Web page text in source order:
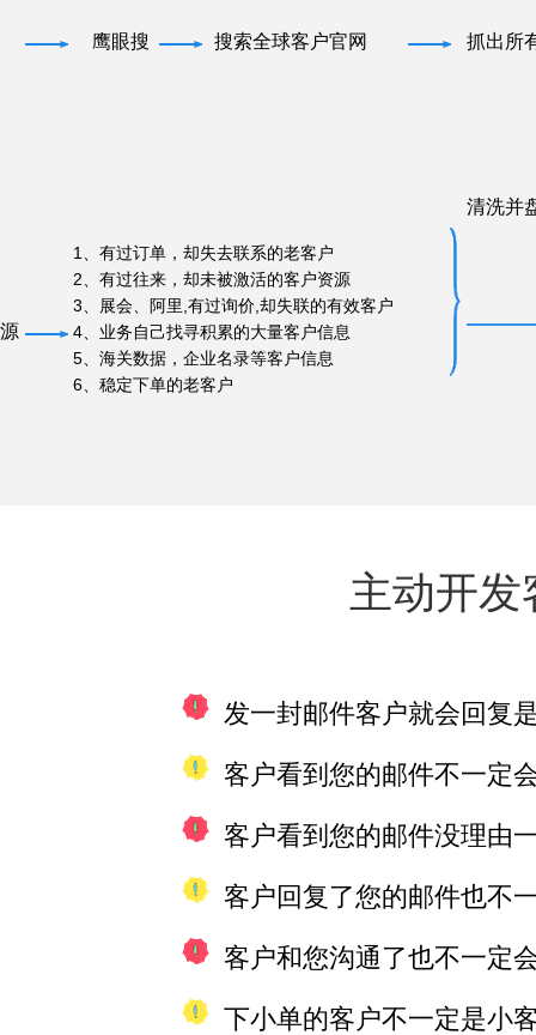
鹰眼搜 搜索全球客户官网 抓出所
1、有过订单，却失去联系的老客户
2、有过往来，却未被激活的客户资源
3、展会、阿里,有过询价,却失联的有效客户
4、业务自己找寻积累的大量客户信息
5、海关数据，企业名录等客户信息
6、稳定下单的老客户
清洗并
主动开
发一封邮件客户就会回复
客户看到您的邮件不一定
客户看到您的邮件没理由
客户回复了您的邮件也不
客户和您沟通了也不一定
下小单的客户不一定是小